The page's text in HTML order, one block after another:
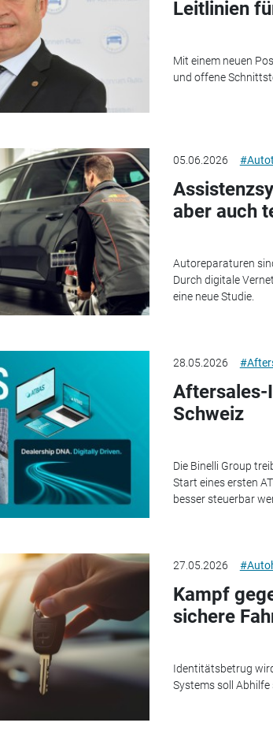
Leitlinien
Mit einem neuen
und offene
05.06.2026
aber auch
Autoreparaturen
Durch digitale
eine neue Studie.
28.05.2026
Aftersales-
Schweiz
Die Binelli Group
Start eines ersten
besser steuerbar
27.05.2026
Kampf
sichere
Identitätsbetrug
Systems soll